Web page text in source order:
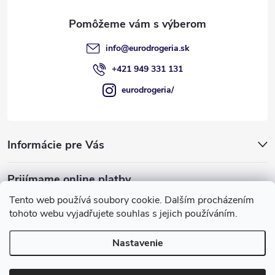
Tento web používá soubory cookie. Dalším procházením
tohoto webu vyjadřujete souhlas s jejich používáním.
Nastavenie
Informácie pre Vás
info@eurodrogeria.sk
+421 949 331 131
eurodrogeria/
Prijímame online platby
Copyright 2026eurodrogeria. Všetky práva vyhradené.Upraviť
nastavenie cookies